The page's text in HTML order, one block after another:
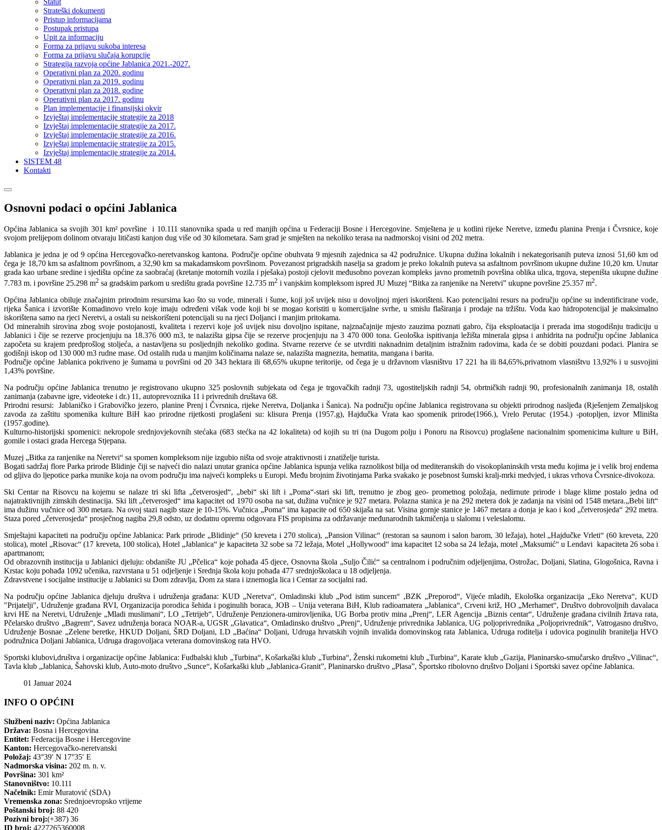
Statut
Strateški dokumenti
Pristup informacijama
Postupak pristupa
Upit za informaciju
Forma za prijavu sukoba interesa
Forma za prijavu slučaja korupcije
Strategija razvoja općine Jablanica 2021.-2027.
Operativni plan za 2020. godinu
Operativni plan za 2019. godinu
Operativni plan za 2018. godine
Operativni plan za 2017. godinu
Plan implementacije i finansijski okvir
Izvještaj implementacije strategije za 2018
Izvještaj implementacije strategije za 2017.
Izvještaj implementacije strategije za 2016.
Izvještaj implementacije strategije za 2015.
Izvještaj implementacije strategije za 2014.
SISTEM 48
Kontakti
Osnovni podaci o općini Jablanica
Općina Jablanica sa svojih 301 km² površine i 10.111 stanovnika spada u red manjih općina u Federaciji Bosne i Hercegovine. Smještena je u kotlini rijeke Neretve, između planina Prenja i Čvrsnice, koje
svojom prelijepom dolinom otvaraju litičasti kanjon dug više od 30 kilometara. Sam grad je smješten na nekoliko terasa na nadmorskoj visini od 202 metra.
Jablanica je jedna je od 9 općina Hercegovačko-neretvanskog kantona. Područje općine obuhvata 9 mjesnih zajednica sa 42 podružnice. Ukupna dužina lokalnih i nekategorisanih puteva iznosi 51,60 km od
čega je 18,70 km sa asfaltnom površinom, a 32,90 km sa makadamskom površinom. Povezanost prigradskih naselja sa gradom je preko lokalnih puteva sa asfaltnom površinom ukupne dužine 10,20 km. Unutar
grada kao urbane sredine i sjedišta općine za saobraćaj (kretanje motornih vozila i pješaka) postoji cjelovit međusobno povezan kompleks javno prometnih površina oblika ulica, trgova, stepeništa ukupne dužine
7.783 m. i površine 25.298 m2 sa gradskim parkom u središtu grada površine 12.735 m2 i vanjskim kompleksom ispred JU Muzej “Bitka za ranjenike na Neretvi” ukupne površine 25.357 m2.
Općina Jablanica obiluje značajnim prirodnim resursima kao što su vode, minerali i šume, koji još uvijek nisu u dovoljnoj mjeri iskorišteni. Kao potencijalni resurs na području općine su indentificirane vode,
rijeka Šanica i izvorište Komadinovo vrelo koje imaju određeni višak vode koji bi se mogao koristiti u komercijalne svrhe, u smislu flaširanja i prodaje na tržištu. Voda kao hidropotencijal je maksimalno
iskorištena samo na rjeci Neretvi, a ostali su neiskorišteni potencijali su na rjeci Doljanci i manjim pritokama.
Od mineralnih sirovina zbog svoje postojanosti, kvaliteta i rezervi koje još uvijek nisu dovoljno ispitane, najznačajnije mjesto zauzima poznati gabro, čija eksploatacija i prerada ima stogodišnju tradiciju u
Jablanici i čije se rezerve procjenjuju na 18.376 000 m3, te nalazišta gipsa čije se rezerve procjenjuju na 3 470 000 tona. Geološka ispitivanja ležišta minerala gipsa i anhidrita na području općine Jablanica
započeta su krajem predprošlog stoljeća, a nastavljena su posljednjih nekoliko godina. Stvarne rezerve će se utvrditi naknadnim detaljnim istražnim radovima, kada će se dobiti pouzdani podaci. Planira se
godišnji iskop od 130 000 m3 rudne mase. Od ostalih ruda u manjim količinama nalaze se, nalazišta magnezita, hematita, mangana i barita.
Područje općine Jablanica pokriveno je šumama u površini od 20 343 hektara ili 68,65% ukupne teritorije, od čega je u državnom vlasništvu 17 221 ha ili 84,65%,privatnom vlasništvu 13,92% i u susvojini
1,43% površine.
Na području općine Jablanica trenutno je registrovano ukupno 325 poslovnih subjekata od čega je trgovačkih radnji 73, ugostiteljskih radnji 54, obrtničkih radnji 90, profesionalnih zanimanja 18, ostalih
zanimanja (zabavne igre, videoteke i dr.) 11, autoprevoznika 11 i privrednih društava 68.
Prirodni resursi: Jablaničko i Grabovičko jezero, planine Prenj i Čvrsnica, rijeke Neretva, Doljanka i Šanica). Na području općine Jablanica registrovana su objekti prirodnog nasljeđa (Rješenjem Zemaljskog
zavoda za zaštitu spomenika kulture BiH kao prirodne rijetkosti proglašeni su: klisura Prenja (1957.g), Hajdučka Vrata kao spomenik prirode(1966.), Vrelo Perutac (1954.) -potopljen, izvor Mliništa
(1957.godine).
Kulturno-historijski spomenici: nekropole srednjovjekovnih stećaka (683 stećka na 42 lokaliteta) od kojih su tri (na Dugom polju i Ponoru na Risovcu) proglašene nacionalnim spomenicima kulture u BiH,
gomile i ostaci grada Hercega Stjepana.
Muzej „Bitka za ranjenike na Neretvi“ sa spomen kompleksom nije izgubio ništa od svoje atraktivnosti i znatiželje turista.
Bogati sadržaj flore Parka prirode Blidinje čiji se najveći dio nalazi unutar granica općine Jablanica ispunja velika raznolikost bilja od mediteranskih do visokoplaninskih vrsta među kojima je i velik broj endema
od gljiva do ljepotice parka munike koja na ovom području ima najveći kompleks u Europi. Među brojnim životinjama Parka svakako je posebnost šumski kralj-mrki medvjed, i ukras vrhova Čvrsnice-divokoza.
Ski Centar na Risovcu na kojemu se nalaze tri ski lifta „četverosjed“, „bebi“ ski lift i „Poma“-stari ski lift, trenutno je zbog geo- prometnog položaja, nedirnute prirode i blage klime postalo jedna od
najatraktivnijih zimskih destinacija. Ski lift „četverosjed“ ima kapacitet od 1970 osoba na sat, dužina vučnice je 927 metara. Polazna stanica je na 292 metera dok je zadanja na visini od 1548 metara.„Bebi lift“
ima dužinu vučnice od 300 metara. Na ovoj stazi nagib staze je 10-15%. Vučnica „Poma“ ima kapacite od 650 skijaša na sat. Visina gornje stanice je 1467 metara a donja je kao i kod „četverosjeda“ 292 metra.
Staza pored „četverosjeda“ prosječnog nagiba 29,8 odsto, uz dodatnu opremu odgovara FIS propisima za održavanje međunarodnih takmičenja u slalomu i veleslalomu.
Smještajni kapaciteti na području općine Jablanica: Park prirode „Blidinje“ (50 kreveta i 270 stolica), „Pansion Vilinac“ (restoran sa saunom i salon barom, 30 ležaja), hotel „Hajdučke Vrleti“ (60 kreveta, 220
stolica), motel „Risovac“ (17 kreveta, 100 stolica), Hotel „Jablanica“ je kapaciteta 32 sobe sa 72 ležaja, Motel „Hollywood“ ima kapacitet 12 soba sa 24 ležaja, motel „Maksumić“ u Lendavi kapaciteta 26 soba i
apartmanom;
Od obrazovnih institucija u Jablanici djeluju: obdanište JU „Pčelica“ koje pohađa 45 djece, Osnovna škola „Suljo Čilić“ sa centralnom i područnim odjeljenjima, Ostrožac, Doljani, Slatina, Glogošnica, Ravna i
Krstac koju pohađa 1092 učenika, razvrstana u 51 odjeljenje i Srednja škola koju pohađa 477 srednjoškolaca u 18 odjeljenja.
Zdravstvene i socijalne institucije u Jablanici su Dom zdravlja, Dom za stara i iznemogla lica i Centar za socijalni rad.
Na području općine Jablanica djeluju društva i udruženja građana: KUD „Neretva“, Omladinski klub „Pod istim suncem“ ,BZK „Preporod“, Vijeće mladih, Ekološka organizacija „Eko Neretva“, KUD
"Prijatelji", Udruženje građana RVI, Organizacija porodica šehida i poginulih boraca, JOB – Unija veterana BiH, Klub radioamatera „Jablanica“, Crveni križ, HO „Merhamet“, Društvo dobrovoljnih davalaca
krvi HE na Neretvi, Udruženje „Mladi muslimani“, LO „Tetrijeb“, Udruženje Penzionera-umirovljenika, UG Borba protiv mina „Prenj“, LER Agencija „Biznis centar“, Udruženje građana civilnih žrtava rata,
Pčelarsko društvo „Bagrem“, Savez udruženja boraca NOAR-a, UGSR „Glavatica“, Omladinsko društvo „Prenj“, Udruženje privrednika Jablanica, UG poljoprivrednika „Poljoprivrednik“, Vatrogasno društvo,
Udruženje Bosnae „Zelene beretke, HKUD Doljani, ŠRD Doljani, LD „Baćina“ Doljani, Udruga hrvatskih vojnih invalida domovinskog rata Jablanica, Udruga roditelja i udovica poginulih branitelja HVO
podružnica Doljani Jablanica, Udruga dragovoljaca veterana domovinskog rata HVO.
Sportski klubovi,društva i organizacije općine Jablanica: Fudbalski klub „Turbina“, Košarkaški klub „Turbina“, Ženski rukometni klub „Turbina“, Karate klub „Gazija, Planinarsko-smučarsko društvo „Vilinac“,
Tavla klub „Jablanica, Šahovski klub, Auto-moto društvo „Sunce“, Košarkaški klub „Jablanica-Granit”, Planinarsko društvo „Plasa”, Športsko ribolovno društvo Doljani i Sportski savez općine Jablanica.
01 Januar 2024
INFO O OPĆINI
Službeni naziv: Općina Jablanica
Država: Bosna i Hercegovina
Entitet: Federacija Bosne i Hercegovine
Kanton: Hercegovačko-neretvanski
Položaj: 43°39′ N 17°35′ E
Nadmorska visina: 202 m. n. v.
Površina: 301 km²
Stanovništvo: 10.111
Načelnik: Emir Muratović (SDA)
Vremenska zona: Srednjoevropsko vrijeme
Poštanski broj: 88 420
Pozivni broj:(+387) 36
ID broj: 4227265360008